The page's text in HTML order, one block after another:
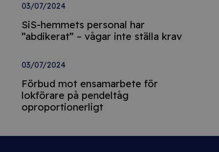
03/07/2024
SiS-hemmets personal har
”abdikerat” – vågar inte ställa krav
03/07/2024
Förbud mot ensamarbete för
lokförare på pendeltåg
oproportionerligt